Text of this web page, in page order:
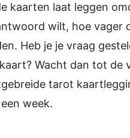
kaarten laat leggen
wilt, hoe vager
Heb je je vraag
Wacht dan tot de
tarot
week.